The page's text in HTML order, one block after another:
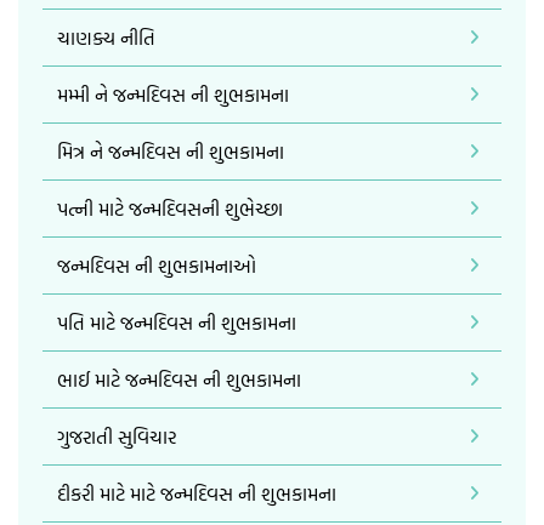
ચાણક્ય નીતિ
મમ્મી ને જન્મદિવસ ની શુભકામના
મિત્ર ને જન્મદિવસ ની શુભકામના
પત્ની માટે જન્મદિવસની શુભેચ્છા
જન્મદિવસ ની શુભકામનાઓ
પતિ માટે જન્મદિવસ ની શુભકામના
ભાઈ માટે જન્મદિવસ ની શુભકામના
ગુજરાતી સુવિચાર
દીકરી માટે માટે જન્મદિવસ ની શુભકામના